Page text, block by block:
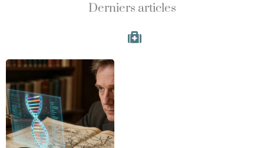
Derniers articles